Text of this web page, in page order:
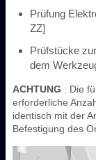
Prüfung
ZZ]
Prüfstücke
dem
ACHTUNG : Die
erforderliche
identisch mit der
Befestigung des